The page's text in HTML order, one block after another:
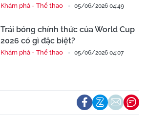
Khám phá - Thể thao 05/06/2026 04:49
Trái bóng chính thức của World Cup
2026 có gì đặc biệt?
Khám phá - Thể thao 05/06/2026 04:07